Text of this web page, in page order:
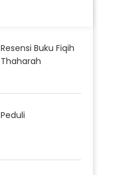
Resensi Buku Fiqih
Thaharah
Peduli